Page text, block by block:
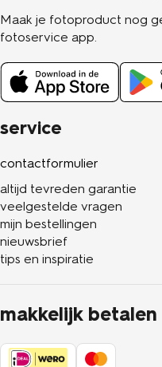
service
contactformulier
altijd tevreden garantie
veelgestelde vragen
mijn bestellingen
nieuwsbrief
tips en inspiratie
makkelijk betalen
Maak je fotoproduct nog
fotoservice app.